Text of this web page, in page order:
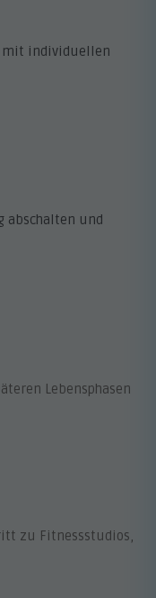
mit individuellen
abschalten und
Lebensphasen
zu Fitnessstudios,